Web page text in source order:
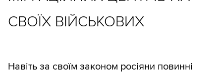
СВОЇХ ВІЙСЬКОВИХ
Навіть за своїм законом росіяни повинні